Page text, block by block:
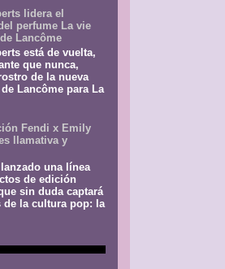
lidera el
perfume La vie
Lancôme
está de vuelta,
que nunca,
de la nueva
Lancôme para La
Fendi x Emily
llamativa y
una línea
de edición
sin duda captará
de la cultura pop: la